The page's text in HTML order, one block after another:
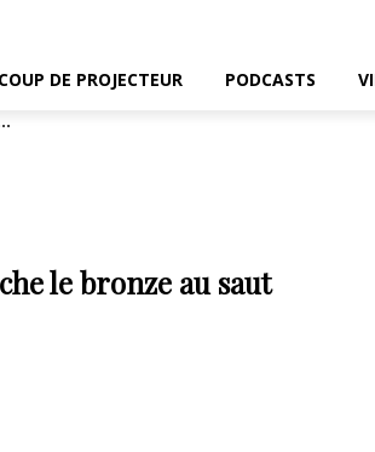
COUP DE PROJECTEUR PODCASTS
le bronze au saut